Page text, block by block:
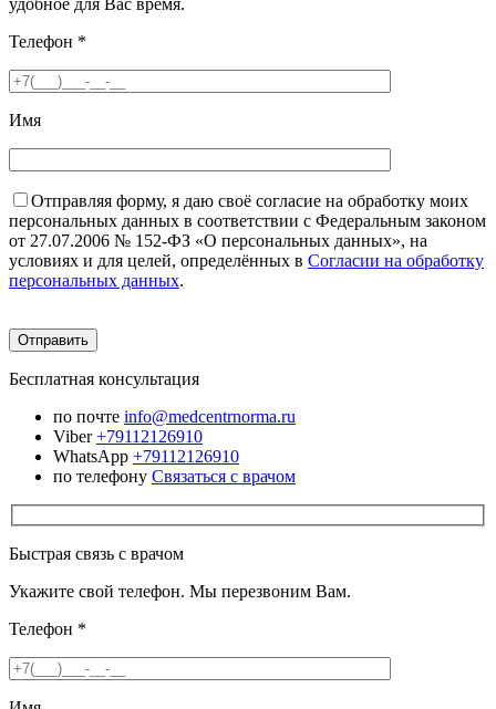
удобное для Вас время.
Телефон *
Имя
Отправляя форму, я даю своё согласие на обработку моих
персональных данных в соответствии с Федеральным законом
от 27.07.2006 № 152-ФЗ «О персональных данных», на
условиях и для целей, определённых в Согласии на обработку
персональных данных.
Бесплатная консультация
по почте info@medcentrnorma.ru
Viber +79112126910
WhatsApp +79112126910
по телефону Связаться с врачом
Быстрая связь с врачом
Укажите свой телефон. Мы перезвоним Вам.
Телефон *